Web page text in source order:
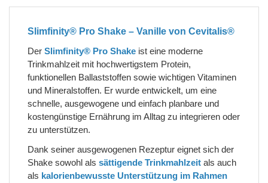
Slimfinity® Pro Shake – Vanille von Cevitalis®
Der Slimfinity® Pro Shake ist eine moderne
Trinkmahlzeit mit hochwertigstem Protein,
funktionellen Ballaststoffen sowie wichtigen Vitaminen
und Mineralstoffen. Er wurde entwickelt, um eine
schnelle, ausgewogene und einfach planbare und
kostengünstige Ernährung im Alltag zu integrieren oder
zu unterstützen.
Dank seiner ausgewogenen Rezeptur eignet sich der
Shake sowohl als sättigende Trinkmahlzeit als auch
als kalorienbewusste Unterstützung im Rahmen